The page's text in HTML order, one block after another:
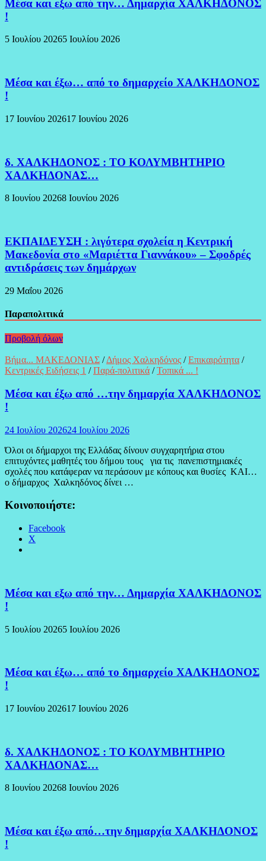
Μέσα και εξω από την… Δημαρχία ΧΑΛΚΗΔΟΝΟΣ
!
5 Ιουλίου 20265 Ιουλίου 2026
Μέσα και έξω… από το δημαρχείο ΧΑΛΚΗΔΟΝΟΣ
!
17 Ιουνίου 202617 Ιουνίου 2026
δ. ΧΑΛΚΗΔΟΝΟΣ : ΤΟ ΚΟΛΥΜΒΗΤΗΡΙΟ
ΧΑΛΚΗΔΟΝΑΣ…
8 Ιουνίου 20268 Ιουνίου 2026
ΕΚΠΑΙΔΕΥΣΗ : λιγότερα σχολεία η Κεντρική
Μακεδονία στο «Μαριέττα Γιαννάκου» – Σφοδρές
αντιδράσεις των δημάρχων
29 Μαΐου 2026
Παραπολιτικά
Προβολή όλων
Βήμα... ΜΑΚΕΔΟΝΙΑΣ /Δήμος Χαλκηδόνος /Επικαιρότητα /
Κεντρικές Ειδήσεις 1 /Παρά-πολιτικά /Τοπικά ... !
Μέσα και έξω από …την δημαρχία ΧΑΛΚΗΔΟΝΟΣ
!
24 Ιουλίου 202624 Ιουλίου 2026
Όλοι οι δήμαρχοι της Ελλάδας δίνουν συγχαρητήρια στου
επιτυχόντες μαθητές του δήμου τους για τις πανεπιστημιακές
σχολές που κατάφεραν να περάσουν με κόπους και θυσίες ΚΑΙ…
ο δήμαρχος Χαλκηδόνος δίνει …
Κοινοποιήστε:
Facebook
X
Μέσα και εξω από την… Δημαρχία ΧΑΛΚΗΔΟΝΟΣ
!
5 Ιουλίου 20265 Ιουλίου 2026
Μέσα και έξω… από το δημαρχείο ΧΑΛΚΗΔΟΝΟΣ
!
17 Ιουνίου 202617 Ιουνίου 2026
δ. ΧΑΛΚΗΔΟΝΟΣ : ΤΟ ΚΟΛΥΜΒΗΤΗΡΙΟ
ΧΑΛΚΗΔΟΝΑΣ…
8 Ιουνίου 20268 Ιουνίου 2026
Μέσα και έξω από…την δημαρχία ΧΑΛΚΗΔΟΝΟΣ
!